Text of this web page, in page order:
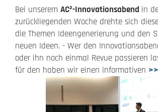
Bei unserem AC²-Innovationsabend in
zurückliegenden Woche drehte sich
die Themen Ideengenerierung und den
neuen Ideen. - Wer den
oder ihn noch einmal Revue passieren
für den haben wir einen informativen